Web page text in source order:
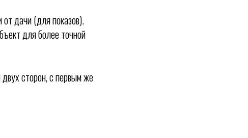
дачи (для показов).
для более точной
сторон, с первым же